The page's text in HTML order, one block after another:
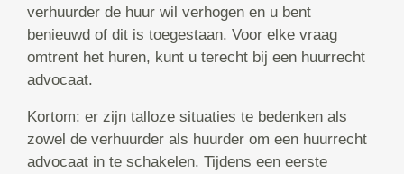
verhuurder de huur wil verhogen en u bent
benieuwd of dit is toegestaan. Voor elke vraag
omtrent het huren, kunt u terecht bij een huurrecht
advocaat.
Kortom: er zijn talloze situaties te bedenken als
zowel de verhuurder als huurder om een huurrecht
advocaat in te schakelen. Tijdens een eerste